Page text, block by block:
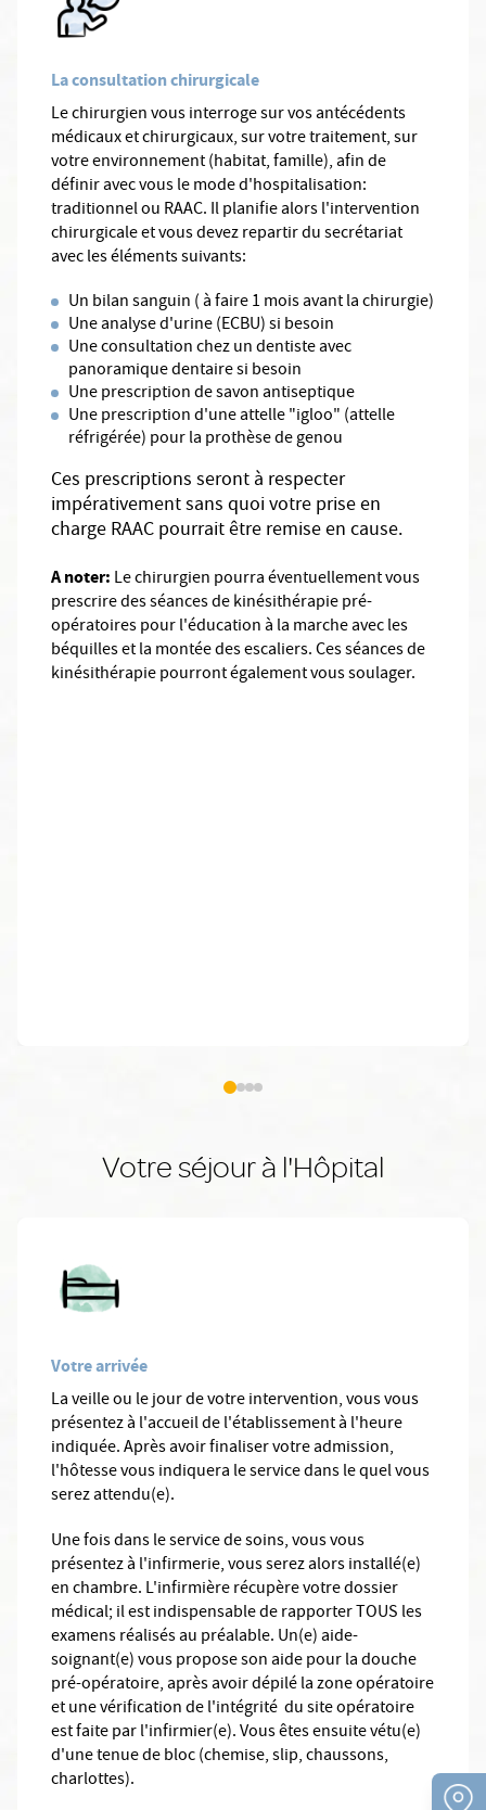
La consultation chirurgicale
Le chirurgien vous interroge sur vos antécédents
médicaux et chirurgicaux, sur votre traitement, sur
votre environnement (habitat, famille), afin de
définir avec vous le mode d'hospitalisation:
traditionnel ou RAAC. Il planifie alors l'intervention
chirurgicale et vous devez repartir du secrétariat
avec les éléments suivants:
Un bilan sanguin ( à faire 1 mois avant la chirurgie)
Une analyse d'urine (ECBU) si besoin
Une consultation chez un dentiste avec
panoramique dentaire si besoin
Une prescription de savon antiseptique
Une prescription d'une attelle "igloo" (attelle
réfrigérée) pour la prothèse de genou
Ces prescriptions seront à respecter
impérativement sans quoi votre prise en
charge RAAC pourrait être remise en cause.
A noter: Le chirurgien pourra éventuellement vous
prescrire des séances de kinésithérapie pré-
opératoires pour l'éducation à la marche avec les
béquilles et la montée des escaliers. Ces séances de
kinésithérapie pourront également vous soulager.
Votre séjour à l'Hôpital
Votre arrivée
La veille ou le jour de votre intervention, vous vous
présentez à l'accueil de l'établissement à l'heure
indiquée. Après avoir finaliser votre admission,
l'hôtesse vous indiquera le service dans le quel vous
serez attendu(e).
Une fois dans le service de soins, vous vous
présentez à l'infirmerie, vous serez alors installé(e)
en chambre. L'infirmière récupère votre dossier
médical; il est indispensable de rapporter TOUS les
examens réalisés au préalable. Un(e) aide-
soignant(e) vous propose son aide pour la douche
pré-opératoire, après avoir dépilé la zone opératoire
et une vérification de l'intégrité du site opératoire
est faite par l'infirmier(e). Vous êtes ensuite vétu(e)
d'une tenue de bloc (chemise, slip, chaussons,
charlottes).